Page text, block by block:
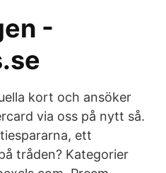
-
kort och ansöker
via oss på nytt så.
ett
tråden? Kategorier